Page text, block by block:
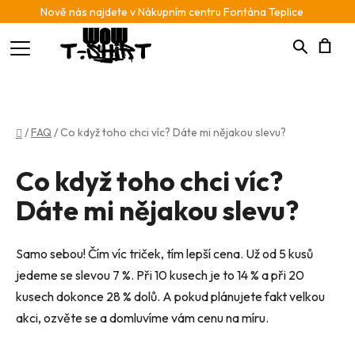
Nově nás najdete v Nákupním centru Fontána Teplice
Hledat
Domů
/FAQ/Co když toho chci víc? Dáte mi nějakou slevu?
Co když toho chci víc?
Dáte mi nějakou slevu?
Samo sebou! Čím víc triček, tím lepší cena. Už od 5 kusů
jedeme se slevou 7 %. Při 10 kusech je to 14 % a při 20
kusech dokonce 28 % dolů. A pokud plánujete fakt velkou
akci, ozvěte se a domluvíme vám cenu na míru.